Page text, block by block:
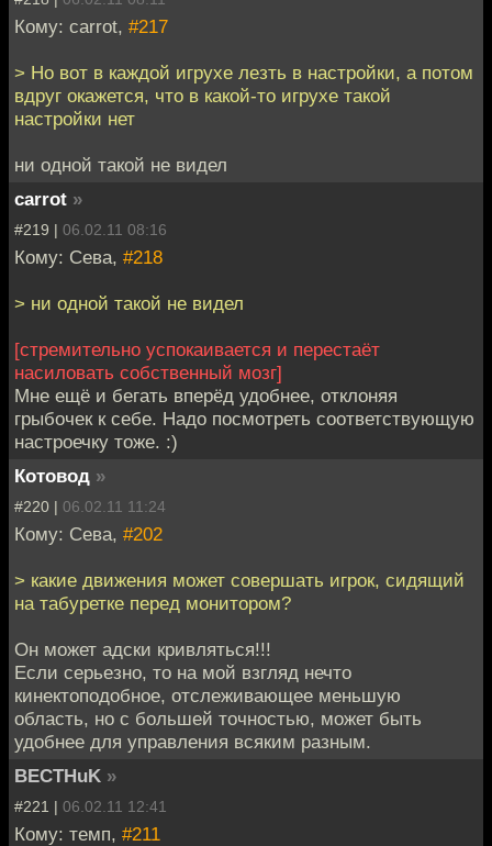
Кому: carrot, #217
> Но вот в каждой игрухе лезть в настройки, а потом
вдруг окажется, что в какой-то игрухе такой
настройки нет
ни одной такой не видел
carrot »
#219 | 06.02.11 08:16
Кому: Сева, #218
> ни одной такой не видел
[стремительно успокаивается и перестаёт
насиловать собственный мозг]
Мне ещё и бегать вперёд удобнее, отклоняя
грыбочек к себе. Надо посмотреть соответствующую
настроечку тоже. :)
Котовод »
#220 | 06.02.11 11:24
Кому: Сева, #202
> какие движения может совершать игрок, сидящий
на табуретке перед монитором?
Он может адски кривляться!!!
Если серьезно, то на мой взгляд нечто
кинектоподобное, отслеживающее меньшую
область, но с большей точностью, может быть
удобнее для управления всяким разным.
BECTHuK »
#221 | 06.02.11 12:41
Кому: темп, #211